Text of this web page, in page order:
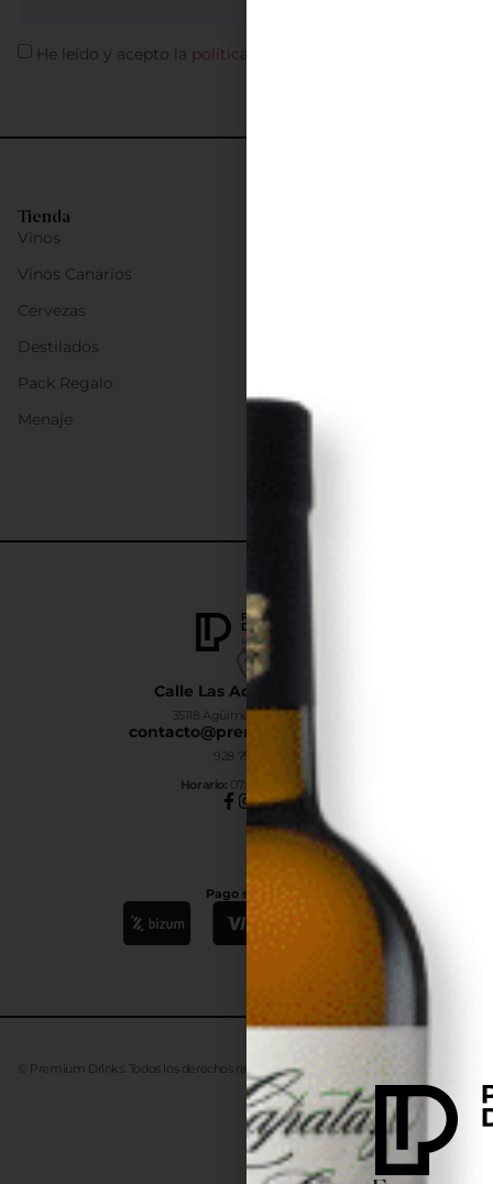
Calle Las Adelfas Nº6-B
35118 Agüimes, Las Palmas
contacto@premiumdrinks.es
928 754 363
Horario: 07:00h a 15:00h
Pago seguro
Tienda
Vinos
Vinos Canarios
Cervezas
Destilados
Pack Regalo
Menaje
He leído y acepto la política de privacidad
© Premium Drinks. Todos los derechos reservados. Desarrollado Advanze